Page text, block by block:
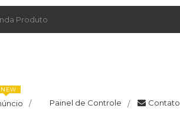
Produto
/
NEW
Painel de Controle / Contato